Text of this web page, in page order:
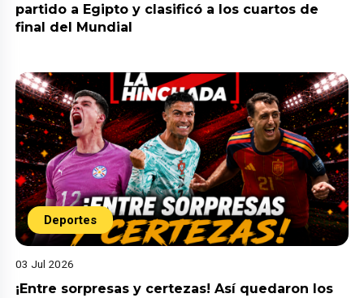
partido a Egipto y clasificó a los cuartos de
final del Mundial
Deportes
03 Jul 2026
¡Entre sorpresas y certezas! Así quedaron los